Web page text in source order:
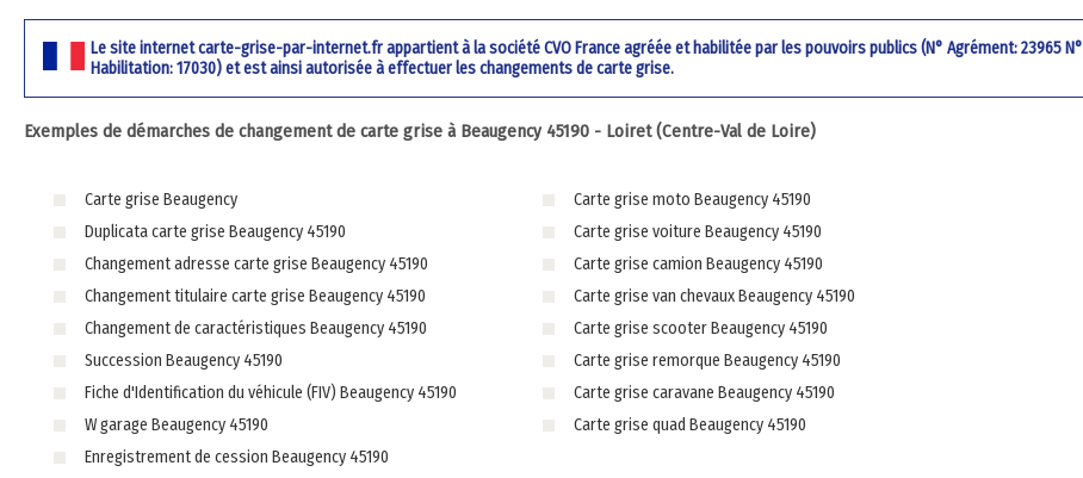
Le site internet carte-grise-par-internet.fr appartient à la société CVO France agréée et habilitée par les pouvoirs publics (N° Agrément: 23965 N°
Habilitation: 17030) et est ainsi autorisée à effectuer les changements de carte grise.
Exemples de démarches de changement de carte grise à Beaugency 45190 - Loiret (Centre-Val de Loire)
Carte grise Beaugency
Duplicata carte grise Beaugency 45190
Changement adresse carte grise Beaugency 45190
Changement titulaire carte grise Beaugency 45190
Changement de caractéristiques Beaugency 45190
Succession Beaugency 45190
Fiche d'Identification du véhicule (FIV) Beaugency 45190
W garage Beaugency 45190
Enregistrement de cession Beaugency 45190
Carte grise moto Beaugency 45190
Carte grise voiture Beaugency 45190
Carte grise camion Beaugency 45190
Carte grise van chevaux Beaugency 45190
Carte grise scooter Beaugency 45190
Carte grise remorque Beaugency 45190
Carte grise caravane Beaugency 45190
Carte grise quad Beaugency 45190